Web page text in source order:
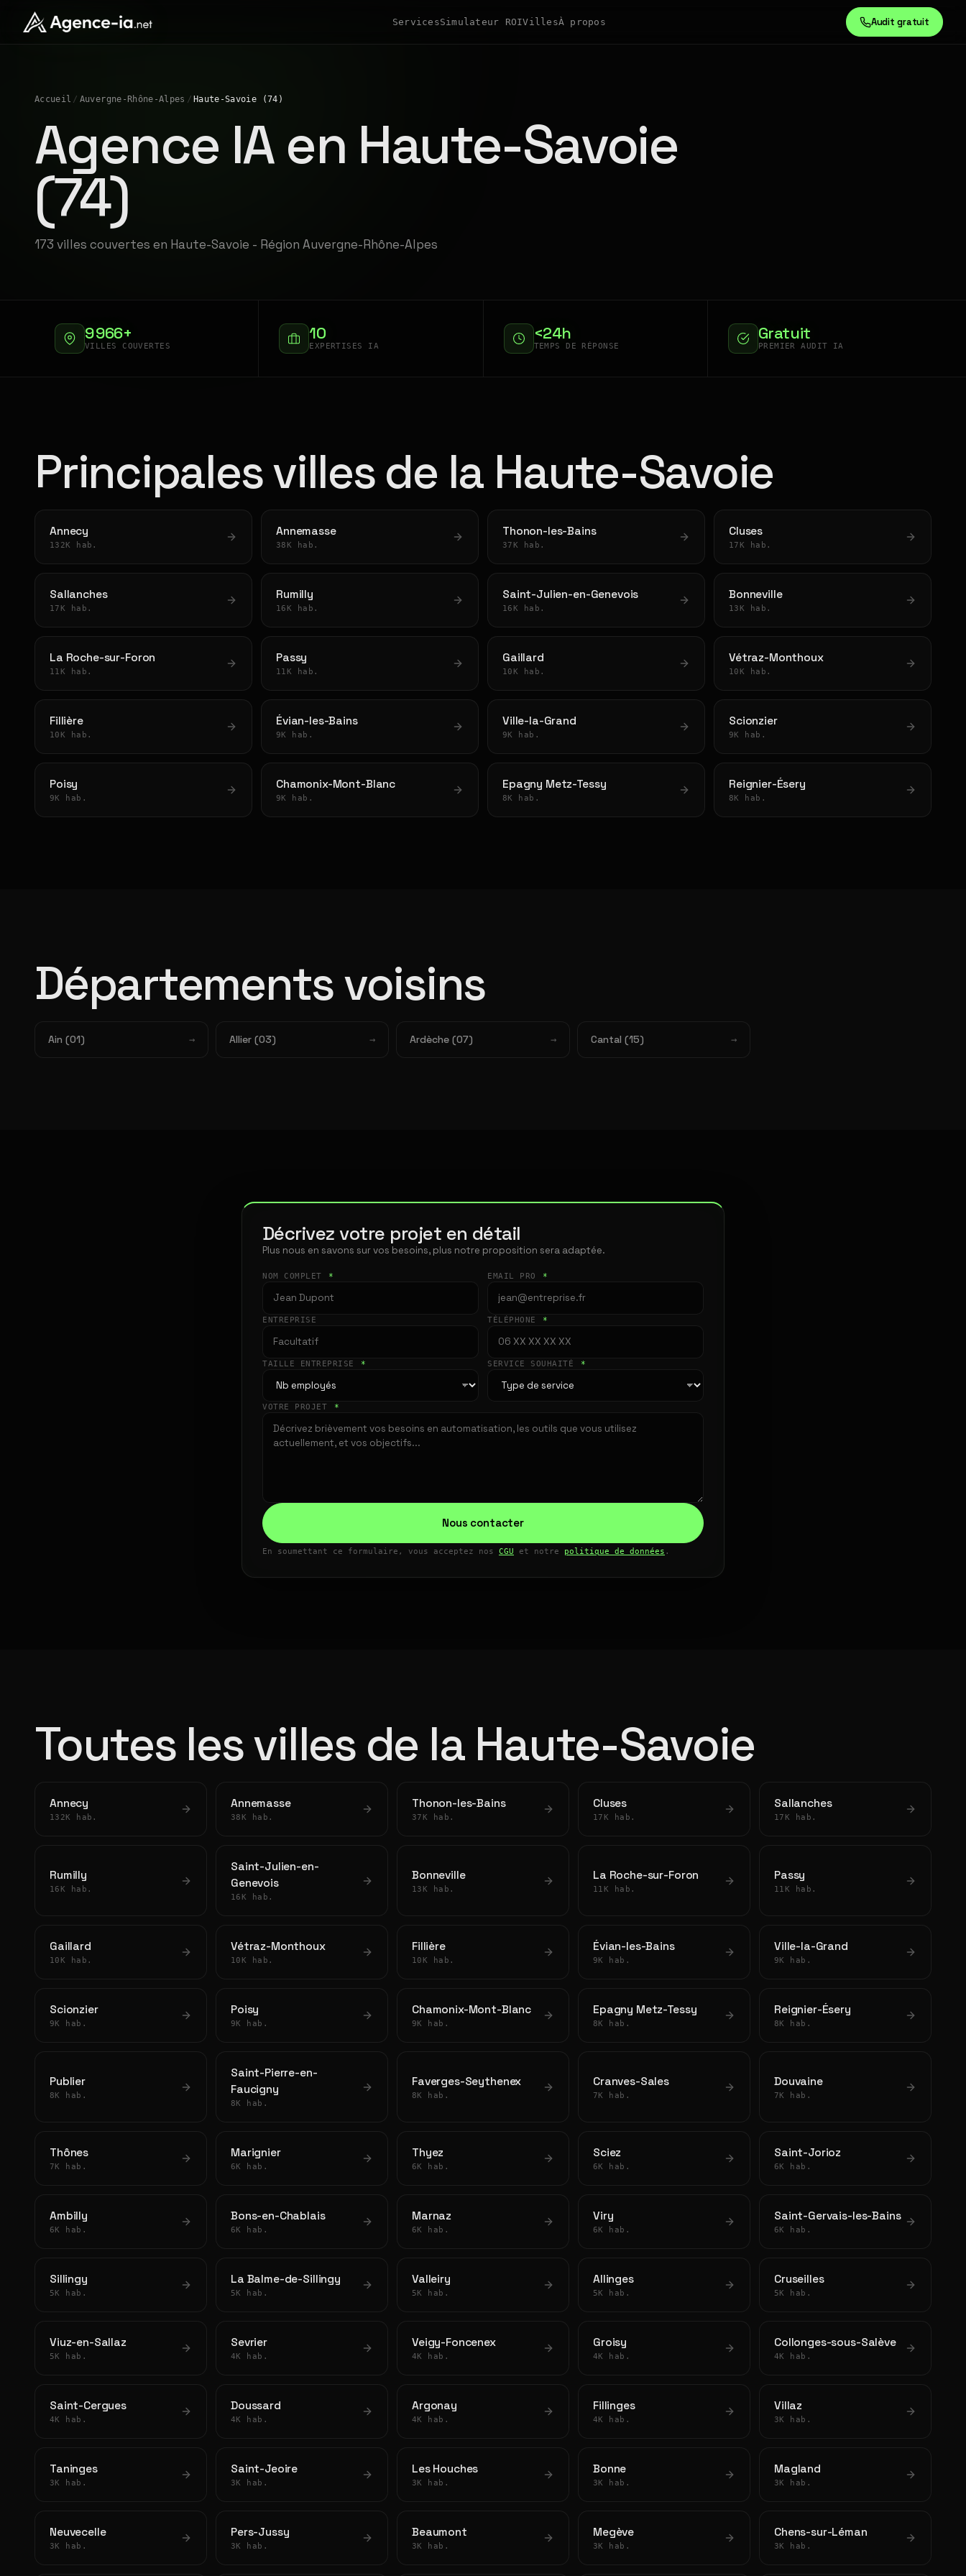
ServicesSimulateur ROIVillesÀ propos Audit gratuit
Accueil / Auvergne-Rhône-Alpes / Haute-Savoie (74)
Agence IA en Haute-Savoie
(74)
173 villes couvertes en Haute-Savoie - Région Auvergne-Rhône-Alpes
9 966+
VILLES COUVERTES
10
EXPERTISES IA
<24h
TEMPS DE RÉPONSE
Gratuit
PREMIER AUDIT IA
Principales villes de la Haute-Savoie
Annecy
132K hab.
Annemasse
38K hab.
Thonon-les-Bains
37K hab.
Cluses
17K hab.
Sallanches
17K hab.
Rumilly
16K hab.
Saint-Julien-en-Genevois
16K hab.
Bonneville
13K hab.
La Roche-sur-Foron
11K hab.
Passy
11K hab.
Gaillard
10K hab.
Vétraz-Monthoux
10K hab.
Fillière
10K hab.
Évian-les-Bains
9K hab.
Ville-la-Grand
9K hab.
Scionzier
9K hab.
Poisy
9K hab.
Chamonix-Mont-Blanc
9K hab.
Epagny Metz-Tessy
8K hab.
Reignier-Ésery
8K hab.
Départements voisins
Ain (01) Allier (03) Ardèche (07) Cantal (15)
Décrivez votre projet en détail
Plus nous en savons sur vos besoins, plus notre proposition sera adaptée.
NOM COMPLET * EMAIL PRO *
ENTREPRISE TÉLÉPHONE *
TAILLE ENTREPRISE * SERVICE SOUHAITÉ *
VOTRE PROJET *
Nous contacter
En soumettant ce formulaire, vous acceptez nos CGU et notre politique de données .
Toutes les villes de la Haute-Savoie
Annecy
132K hab.
Annemasse
38K hab.
Thonon-les-Bains
37K hab.
Cluses
17K hab.
Sallanches
17K hab.
Rumilly
16K hab.
Saint-Julien-en-
Genevois
16K hab.
Bonneville
13K hab.
La Roche-sur-Foron
11K hab.
Passy
11K hab.
Gaillard
10K hab.
Vétraz-Monthoux
10K hab.
Fillière
10K hab.
Évian-les-Bains
9K hab.
Ville-la-Grand
9K hab.
Scionzier
9K hab.
Poisy
9K hab.
Chamonix-Mont-Blanc
9K hab.
Epagny Metz-Tessy
8K hab.
Reignier-Ésery
8K hab.
Publier
8K hab.
Saint-Pierre-en-
Faucigny
8K hab.
Faverges-Seythenex
8K hab.
Cranves-Sales
7K hab.
Douvaine
7K hab.
Thônes
7K hab.
Marignier
6K hab.
Thyez
6K hab.
Sciez
6K hab.
Saint-Jorioz
6K hab.
Ambilly
6K hab.
Bons-en-Chablais
6K hab.
Marnaz
6K hab.
Viry
6K hab.
Saint-Gervais-les-Bains
6K hab.
Sillingy
5K hab.
La Balme-de-Sillingy
5K hab.
Valleiry
5K hab.
Allinges
5K hab.
Cruseilles
5K hab.
Viuz-en-Sallaz
5K hab.
Sevrier
4K hab.
Veigy-Foncenex
4K hab.
Groisy
4K hab.
Collonges-sous-Salève
4K hab.
Saint-Cergues
4K hab.
Doussard
4K hab.
Argonay
4K hab.
Fillinges
4K hab.
Villaz
3K hab.
Taninges
3K hab.
Saint-Jeoire
3K hab.
Les Houches
3K hab.
Bonne
3K hab.
Magland
3K hab.
Neuvecelle
3K hab.
Pers-Jussy
3K hab.
Beaumont
3K hab.
Megève
3K hab.
Chens-sur-Léman
3K hab.